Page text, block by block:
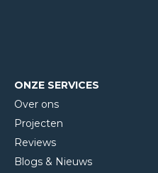
ONZE SERVICES
Over ons
Projecten
Reviews
Blogs & Nieuws